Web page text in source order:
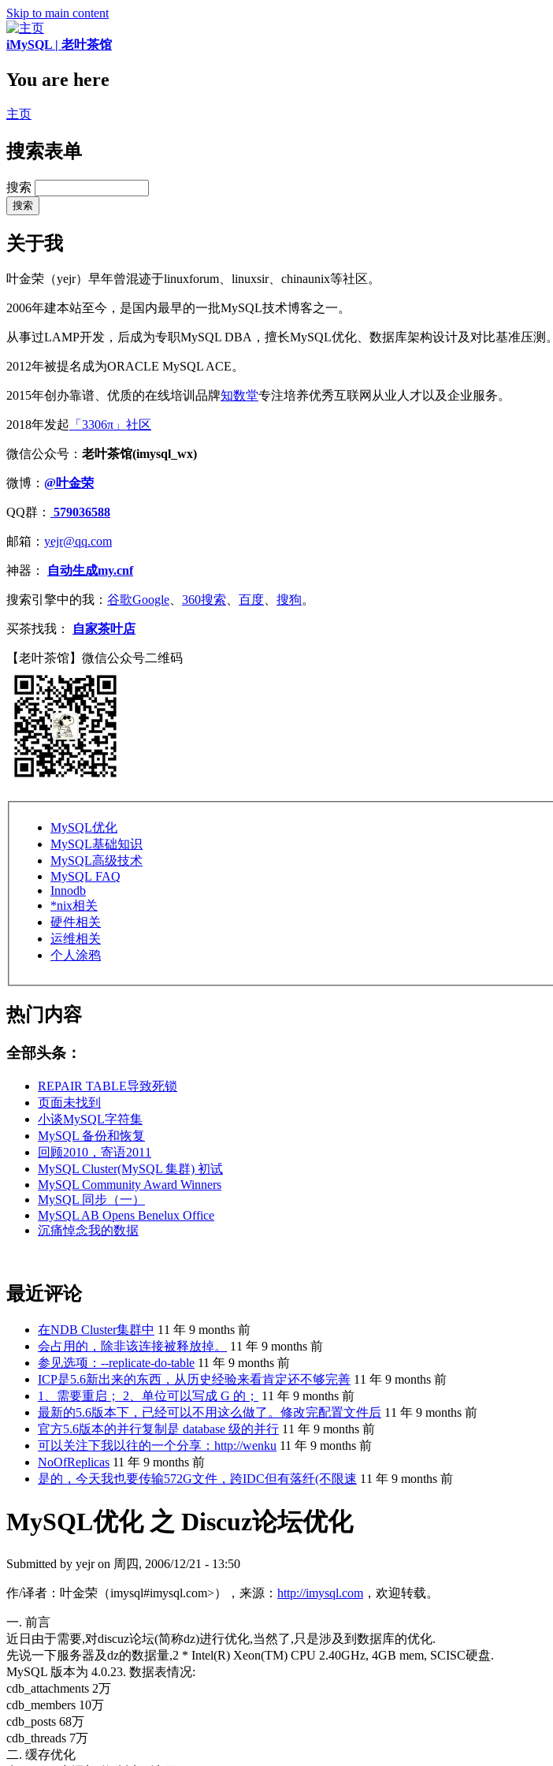
Skip to main content
iMySQL | 老叶茶馆
You are here
主页
搜索表单
搜索
关于我
叶金荣（yejr）早年曾混迹于linuxforum、linuxsir、chinaunix等社区。
2006年建本站至今，是国内最早的一批MySQL技术博客之一。
从事过LAMP开发，后成为专职MySQL DBA，擅长MySQL优化、数据库架构设计及对比基准压测。
2012年被提名成为ORACLE MySQL ACE。
2015年创办靠谱、优质的在线培训品牌知数堂专注培养优秀互联网从业人才以及企业服务。
2018年发起 「3306π」社区
微信公众号： 老叶茶馆(imysql_wx)
微博： @叶金荣
QQ群： 579036588
邮箱： yejr@qq.com
神器： 自动生成my.cnf
搜索引擎中的我： 谷歌Google、 360搜索、 百度、 搜狗。
买茶找我： 自家茶叶店
【老叶茶馆】微信公众号二维码
MySQL优化
MySQL基础知识
MySQL高级技术
MySQL FAQ
Innodb
*nix相关
硬件相关
运维相关
个人涂鸦
热门内容
全部头条：
REPAIR TABLE导致死锁
页面未找到
小谈MySQL字符集
MySQL 备份和恢复
回顾2010，寄语2011
MySQL Cluster(MySQL 集群) 初试
MySQL Community Award Winners
MySQL 同步（一）
MySQL AB Opens Benelux Office
沉痛悼念我的数据
最近评论
在NDB Cluster集群中 11 年 9 months 前
会占用的，除非该连接被释放掉。
11 年 9 months 前
参见选项：--replicate-do-table 11 年 9 months 前
ICP是5.6新出来的东西，从历史经验来看肯定还不够完善 11 年 9 months 前
1、需要重启； 2、单位可以写成 G 的；
11 年 9 months 前
最新的5.6版本下，已经可以不用这么做了。修改完配置文件后 11 年 9 months 前
官方5.6版本的并行复制是 database 级的并行 11 年 9 months 前
可以关注下我以往的一个分享：http://wenku 11 年 9 months 前
NoOfReplicas 11 年 9 months 前
是的，今天我也要传输572G文件，跨IDC但有落纤(不限速 11 年 9 months 前
MySQL优化 之 Discuz论坛优化
Submitted by yejron 周四, 2006/12/21 - 13:50
作/译者：叶金荣（imysql#imysql.com>），来源： http://imysql.com ，欢迎转载。
一. 前言
近日由于需要,对discuz论坛(简称dz)进行优化,当然了,只是涉及到数据库的优化.
先说一下服务器及dz的数据量,2 * Intel(R) Xeon(TM) CPU 2.40GHz, 4GB mem, SCISC硬盘.
MySQL 版本为 4.0.23. 数据表情况:
cdb_attachments 2万
cdb_members 10万
cdb_posts 68万
cdb_threads 7万
二. 缓存优化